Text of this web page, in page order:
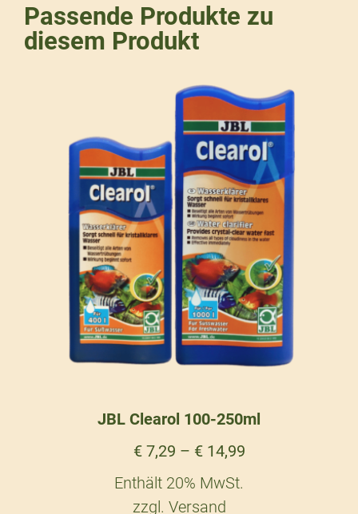
Passende Produkte zu
diesem Produkt
JBL Clearol 100-250ml
€7,29 – €14,99
Enthält 20% MwSt.
zzgl. Versand